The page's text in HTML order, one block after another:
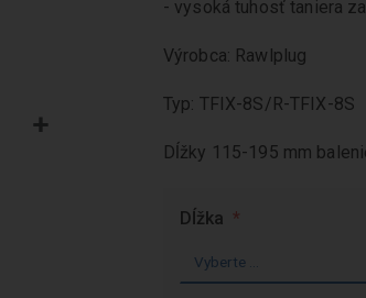
- vysoká tuhosť taniera
Výrobca: Rawlplug
Typ: TFIX-8S/R-TFIX-8S
Dĺžky 115-195 mm
Dĺžka